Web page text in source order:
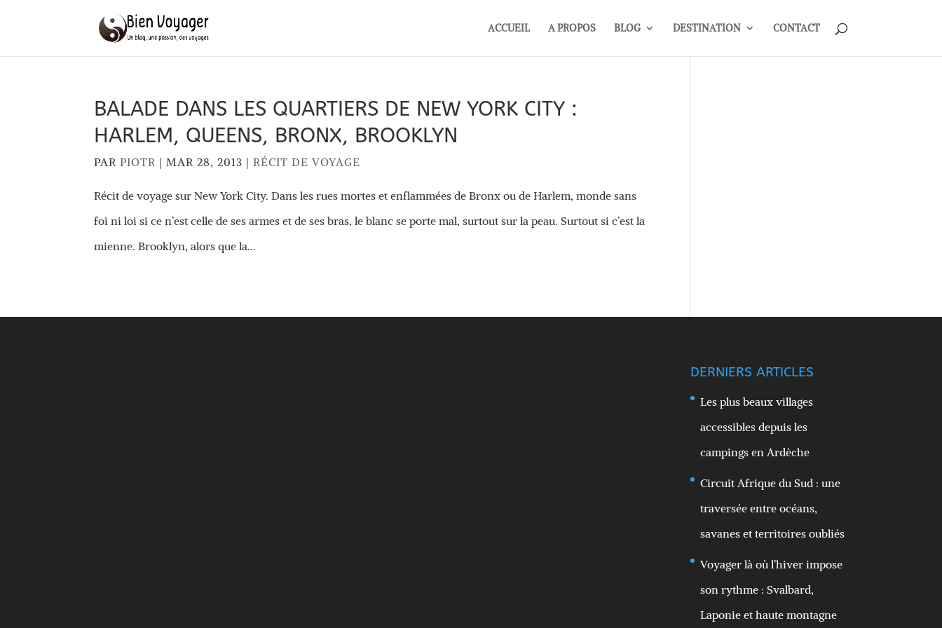
ACCUEIL A PROPOS BLOG DESTINATION CONTACT
BALADE DANS LES QUARTIERS DE NEW YORK CITY :
HARLEM, QUEENS, BRONX, BROOKLYN
PARPIOTR |MAR 28, 2013 |RÉCIT DE VOYAGE
Récit de voyage sur New York City. Dans les rues mortes et enflammées de Bronx ou de Harlem, monde sans
foi ni loi si ce n’est celle de ses armes et de ses bras, le blanc se porte mal, surtout sur la peau. Surtout si c’est la
mienne. Brooklyn, alors que la...
DERNIERS ARTICLES
Les plus beaux villages
accessibles depuis les
campings en Ardèche
Circuit Afrique du Sud : une
traversée entre océans,
savanes et territoires oubliés
Voyager là où l’hiver impose
son rythme : Svalbard,
Laponie et haute montagne